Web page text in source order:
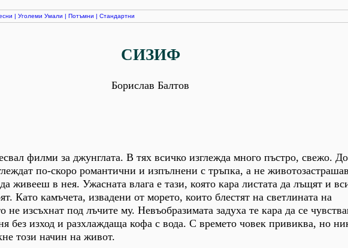
| Уголеми Умали | Потъмни | Стандартни
СИЗИФ
Борислав Балтов
филми за джунглата. В тях всичко изглежда много пъстро, свежо.
по-скоро романтични и изпълнени с тръпка, а не
живееш в нея. Ужасната влага е тази, която кара листата да лъщят и
Като камъчета, извадени от морето, които блестят на светлината на
не изсъхнат под лъчите му. Невъобразимата задуха те кара да се
без изход и разхлаждаща кофа с вода. С времето човек привиква, но
този начин на живот.